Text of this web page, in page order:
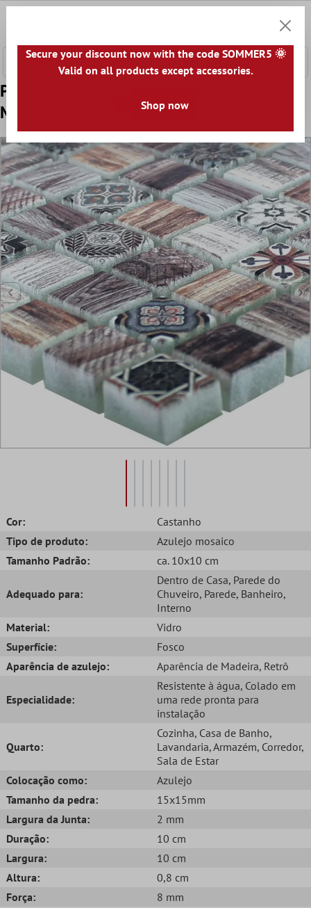
Padrão de Mosaico De Vidro Aparência de
Madeira Azulejos Vision Marrom
Cor:
Castanho
Tipo de produto:
Azulejo mosaico
Tamanho Padrão:
ca. 10x10 cm
Adequado para:
Dentro de Casa, Parede do
Chuveiro, Parede, Banheiro,
Interno
Material:
Vidro
Superfície:
Fosco
Aparência de azulejo:
Aparência de Madeira, Retrô
Especialidade:
Resistente à água, Colado em
uma rede pronta para
instalação
Quarto:
Cozinha, Casa de Banho,
Lavandaria, Armazém, Corredor,
Sala de Estar
Colocação como:
Azulejo
Tamanho da pedra:
15x15mm
Largura da Junta:
2 mm
Duração:
10 cm
Largura:
10 cm
Altura:
0,8 cm
Força:
8 mm
Secure your discount now with the code SOMMER5 🌞
Valid on all products except accessories.
Shop now